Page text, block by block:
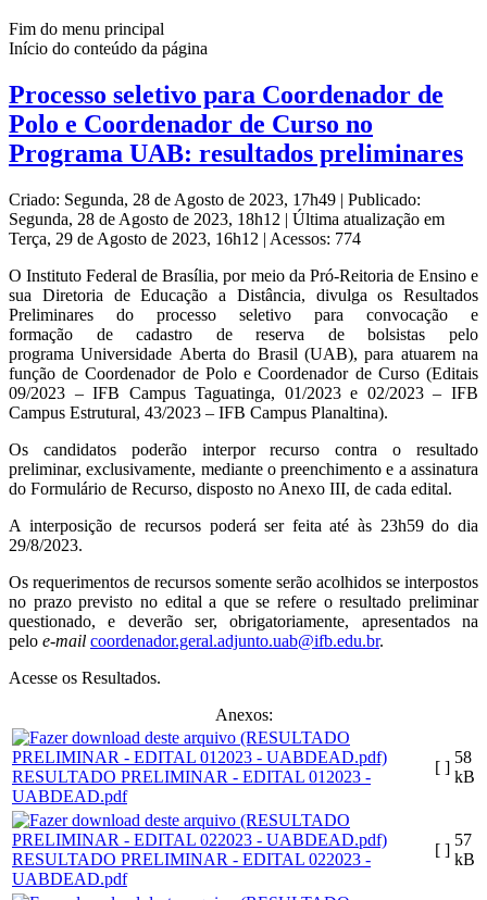
Fim do menu principal
Início do conteúdo da página
Processo seletivo para Coordenador de
Polo e Coordenador de Curso no
Programa UAB: resultados preliminares
Criado: Segunda, 28 de Agosto de 2023, 17h49 | Publicado:
Segunda, 28 de Agosto de 2023, 18h12 | Última atualização em
Terça, 29 de Agosto de 2023, 16h12 | Acessos: 774
O Instituto Federal de Brasília, por meio da Pró-Reitoria de Ensino e
sua Diretoria de Educação a Distância, divulga os Resultados
Preliminares do processo seletivo para convocação e
formação de cadastro de reserva de bolsistas pelo
programa Universidade Aberta do Brasil (UAB), para atuarem na
função de Coordenador de Polo e Coordenador de Curso (Editais
09/2023 – IFB Campus Taguatinga, 01/2023 e 02/2023 – IFB
Campus Estrutural, 43/2023 – IFB Campus Planaltina).
Os candidatos poderão interpor recurso contra o resultado
preliminar, exclusivamente, mediante o preenchimento e a assinatura
do Formulário de Recurso, disposto no Anexo III, de cada edital.
A interposição de recursos poderá ser feita até às 23h59 do dia
29/8/2023.
Os requerimentos de recursos somente serão acolhidos se interpostos
no prazo previsto no edital a que se refere o resultado preliminar
questionado, e deverão ser, obrigatoriamente, apresentados na
pelo e-mail coordenador.geral.adjunto.uab@ifb.edu.br.
Acesse os Resultados.
Anexos:
RESULTADO PRELIMINAR - EDITAL 012023 -
UABDEAD.pdf
[ ]
58
kB
RESULTADO PRELIMINAR - EDITAL 022023 -
UABDEAD.pdf
[ ]
57
kB